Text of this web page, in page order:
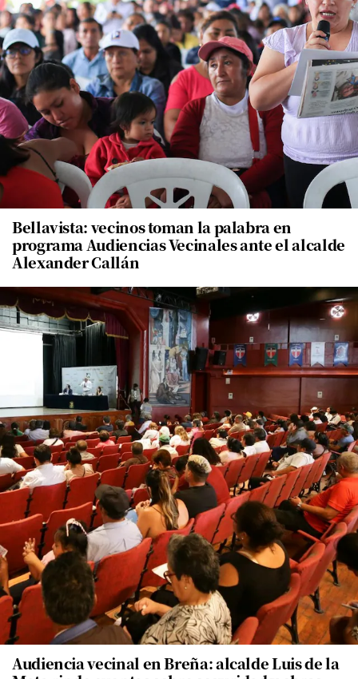
Bellavista: vecinos toman la palabra en
programa Audiencias Vecinales ante el alcalde
Alexander Callán
Audiencia vecinal en Breña: alcalde Luis de la